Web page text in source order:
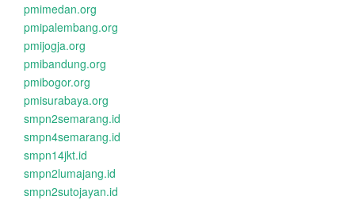
pmimedan.org
pmipalembang.org
pmijogja.org
pmibandung.org
pmibogor.org
pmisurabaya.org
smpn2semarang.id
smpn4semarang.id
smpn14jkt.id
smpn2lumajang.id
smpn2sutojayan.id